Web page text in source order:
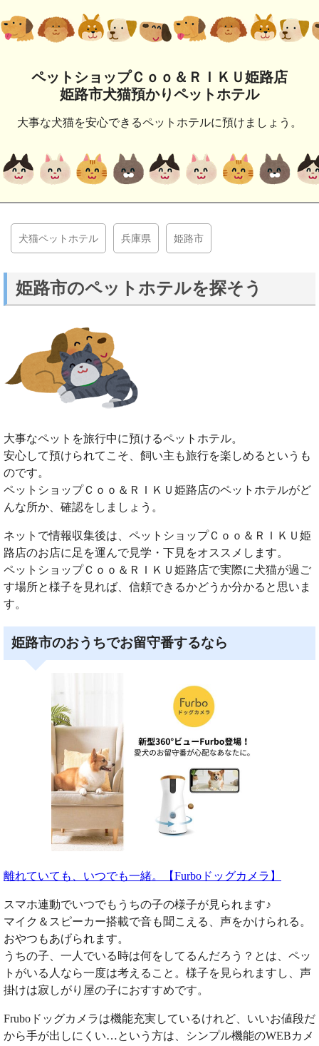
ペットショップＣｏｏ＆ＲＩＫＵ姫路店
姫路市犬猫預かりペットホテル
大事な犬猫を安心できるペットホテルに預けましょう。
犬猫ペットホテル 兵庫県 姫路市
姫路市のペットホテルを探そう
大事なペットを旅行中に預けるペットホテル。
安心して預けられてこそ、飼い主も旅行を楽しめるというも
のです。
ペットショップＣｏｏ＆ＲＩＫＵ姫路店のペットホテルがど
んな所か、確認をしましょう。
ネットで情報収集後は、ペットショップＣｏｏ＆ＲＩＫＵ姫
路店のお店に足を運んで見学・下見をオススメします。
ペットショップＣｏｏ＆ＲＩＫＵ姫路店で実際に犬猫が過ご
す場所と様子を見れば、信頼できるかどうか分かると思いま
す。
姫路市のおうちでお留守番するなら
離れていても、いつでも一緒。【Furboドッグカメラ】
スマホ連動でいつでもうちの子の様子が見られます♪
マイク＆スピーカー搭載で音も聞こえる、声をかけられる。
おやつもあげられます。
うちの子、一人でいる時は何をしてるんだろう？とは、ペッ
トがいる人なら一度は考えること。様子を見られますし、声
掛けは寂しがり屋の子におすすめです。
Fruboドッグカメラは機能充実しているけれど、いいお値段だ
から手が出しにくい…という方は、シンプル機能のWEBカメ